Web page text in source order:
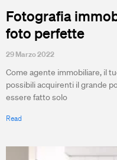
Fotografia
foto perfette
29 Marzo 2022
Come agente immobiliare, il
possibili acquirenti il grande
essere fatto solo
Read